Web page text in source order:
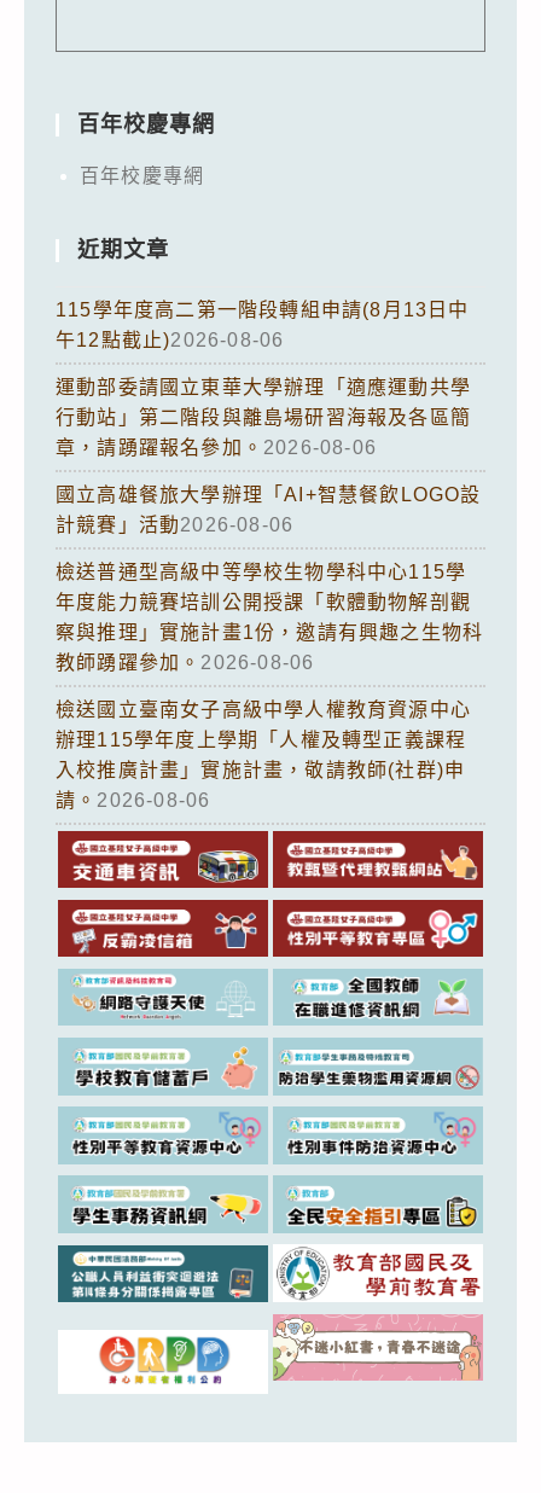
百年校慶專網
百年校慶專網
近期文章
115學年度高二第一階段轉組申請(8月13日中
午12點截止)2026-08-06
運動部委請國立東華大學辦理「適應運動共學
行動站」第二階段與離島場研習海報及各區簡
章，請踴躍報名參加。 2026-08-06
國立高雄餐旅大學辦理「AI+智慧餐飲LOGO設
計競賽」活動2026-08-06
檢送普通型高級中等學校生物學科中心115學
年度能力競賽培訓公開授課「軟體動物解剖觀
察與推理」實施計畫1份，邀請有興趣之生物科
教師踴躍參加。 2026-08-06
檢送國立臺南女子高級中學人權教育資源中心
辦理115學年度上學期「人權及轉型正義課程
入校推廣計畫」實施計畫，敬請教師(社群)申
請。 2026-08-06